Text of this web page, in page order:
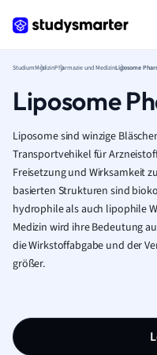
StudiumMedizinPharmazie und MedizinLiposome
Liposome
Liposome sind winzige
Transportvehikel für
Freisetzung und Wirksamkeit
basierten Strukturen sind
hydrophile als auch lipophile
Medizin wird ihre Bedeutung
die Wirkstoffabgabe und der
größer.